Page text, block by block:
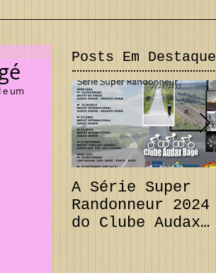
Posts Em Destaque
A Série Super
Randonneur 2024
do Clube Audax